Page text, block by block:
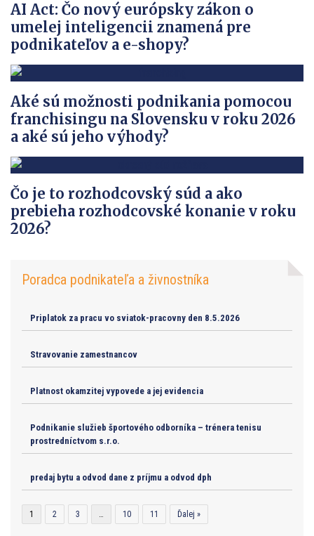
AI Act: Čo nový európsky zákon o
umelej inteligencii znamená pre
podnikateľov a e-shopy?
Aké sú možnosti podnikania pomocou
franchisingu na Slovensku v roku 2026
a aké sú jeho výhody?
Čo je to rozhodcovský súd a ako
prebieha rozhodcovské konanie v roku
2026?
Poradca podnikateľa a živnostníka
Priplatok za pracu vo sviatok-pracovny den 8.5.2026
Stravovanie zamestnancov
Platnost okamzitej vypovede a jej evidencia
Podnikanie služieb športového odborníka – trénera tenisu
prostredníctvom s.r.o.
predaj bytu a odvod dane z príjmu a odvod dph
1 2 3 … 10 11 Ďalej »